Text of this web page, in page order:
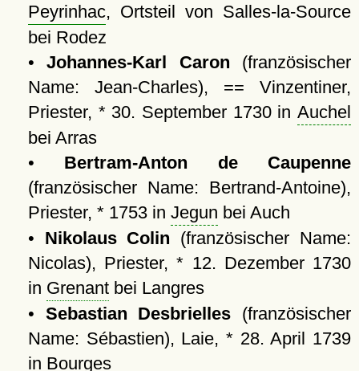
Peyrinhac, Ortsteil von Salles-la-Source
bei Rodez
•Johannes-Karl Caron (französischer
Name: Jean-Charles), == Vinzentiner,
Priester, * 30. September 1730 in Auchel
bei Arras
• Bertram-Anton de Caupenne
(französischer Name: Bertrand-Antoine),
Priester, * 1753 in Jegun bei Auch
• Nikolaus Colin (französischer Name:
Nicolas), Priester, * 12. Dezember 1730
in Grenantbei Langres
• Sebastian Desbrielles (französischer
Name: Sébastien), Laie, * 28. April 1739
in Bourges